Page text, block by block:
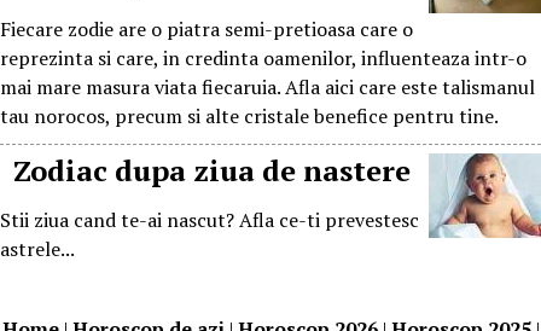
Fiecare zodie are o piatra semi-pretioasa care o
reprezinta si care, in credinta oamenilor, influenteaza intr-o
mai mare masura viata fiecaruia. Afla aici care este talismanul
tau norocos, precum si alte cristale benefice pentru tine.
porno
Zodiac dupa ziua de nastere
Stii ziua cand te-ai nascut? Afla ce-ti prevestesc
astrele...
Doktoru